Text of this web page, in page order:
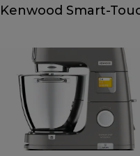
Kenwood Smart-